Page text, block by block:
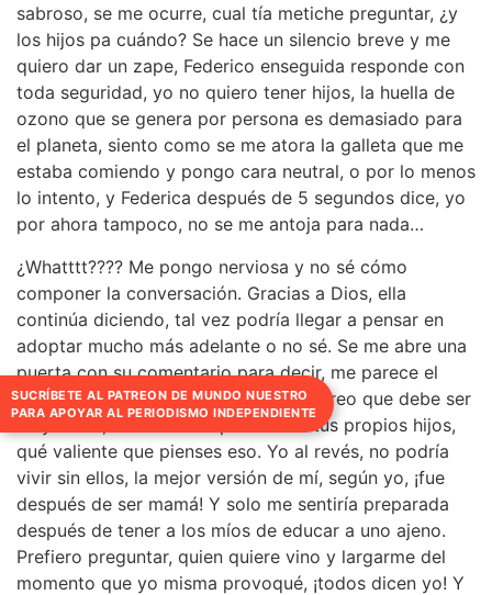
sabroso, se me ocurre, cual tía metiche preguntar, ¿y
los hijos pa cuándo? Se hace un silencio breve y me
quiero dar un zape, Federico enseguida responde con
toda seguridad, yo no quiero tener hijos, la huella de
ozono que se genera por persona es demasiado para
el planeta, siento como se me atora la galleta que me
estaba comiendo y pongo cara neutral, o por lo menos
lo intento, y Federica después de 5 segundos dice, yo
por ahora tampoco, no se me antoja para nada…
¿Whatttt???? Me pongo nerviosa y no sé cómo
componer la conversación. Gracias a Dios, ella
continúa diciendo, tal vez podría llegar a pensar en
adoptar mucho más adelante o no sé. Se me abre una
puerta con su comentario para decir, me parece el
acto más amoroso del mundo, pero creo que debe ser
muy difícil, mucho más que tener a tus propios hijos,
qué valiente que pienses eso. Yo al revés, no podría
vivir sin ellos, la mejor versión de mí, según yo, ¡fue
después de ser mamá! Y solo me sentiría preparada
después de tener a los míos de educar a uno ajeno.
Prefiero preguntar, quien quiere vino y largarme del
momento que yo misma provoqué, ¡todos dicen yo! Y
SUCRÍBETE AL PATREON DE MUNDO NUESTRO
PARA APOYAR AL PERIODISMO INDEPENDIENTE